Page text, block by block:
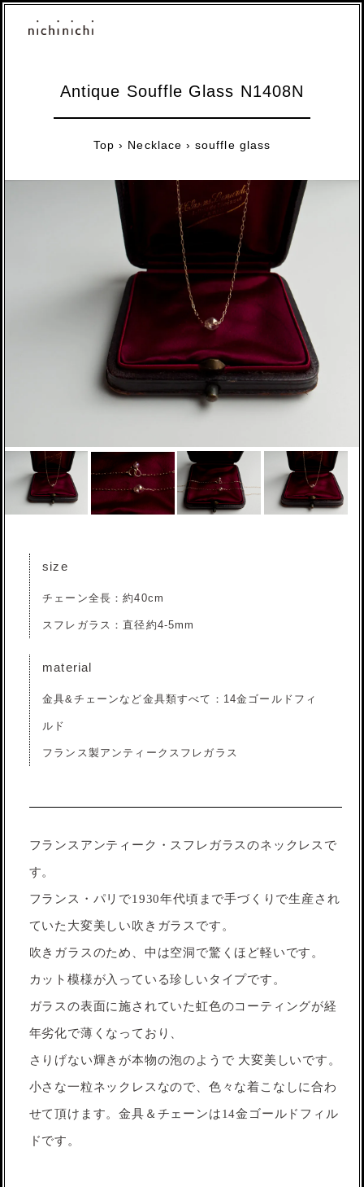
Antique Souffle Glass N1408N
Top › Necklace ›souffle glass
size
チェーン全長：約40cm
スフレガラス：直径約4-5mm
material
金具&チェーンなど金具類すべて：14金ゴールドフィ
ルド
フランス製アンティークスフレガラス
フランスアンティーク・スフレガラスのネックレスで
す。
フランス・パリで1930年代頃まで手づくりで生産され
ていた大変美しい吹きガラスです。
吹きガラスのため、中は空洞で驚くほど軽いです。
カット模様が入っている珍しいタイプです。
ガラスの表面に施されていた虹色のコーティングが経
年劣化で薄くなっており、
さりげない輝きが本物の泡のようで 大変美しいです。
小さな一粒ネックレスなので、色々な着こなしに合わ
せて頂けます。金具＆チェーンは14金ゴールドフィル
ドです。